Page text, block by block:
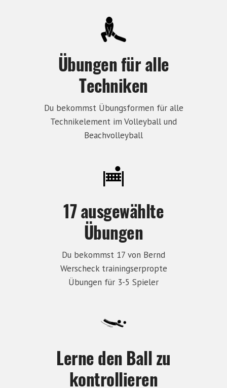
Übungen für alle
Techniken
Du bekommst Übungsformen für alle
Technikelement im Volleyball und
Beachvolleyball
17 ausgewählte
Übungen
Du bekommst 17 von Bernd
Werscheck trainingserpropte
Übungen für 3-5 Spieler
Lerne den Ball zu
kontrollieren